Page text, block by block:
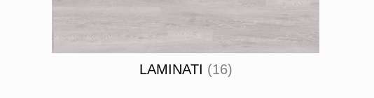
LAMINATI (16)